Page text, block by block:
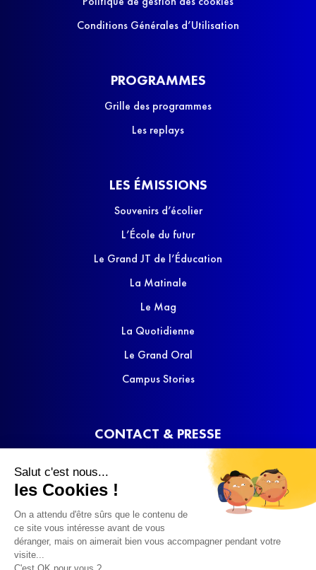
Salut c'est nous...
les Cookies !
On a attendu d'être sûrs que le contenu de
ce site vous intéresse avant de vous
déranger, mais on aimerait bien vous accompagner pendant votre
visite...
C'est OK pour vous ?
Conditions Générales d’Utilisation
PROGRAMMES
Grille des programmes
Les replays
LES ÉMISSIONS
Souvenirs d’écolier
L’École du futur
Le Grand JT de l’Éducation
La Matinale
Le Mag
La Quotidienne
Le Grand Oral
Campus Stories
CONTACT & PRESSE